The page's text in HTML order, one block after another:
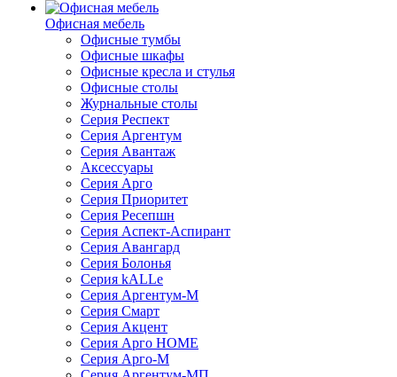
Офисная мебель
Офисные тумбы
Офисные шкафы
Офисные кресла и стулья
Офисные столы
Журнальные столы
Серия Респект
Серия Аргентум
Серия Авантаж
Аксессуары
Серия Арго
Серия Приоритет
Серия Ресепшн
Серия Аспект-Аспирант
Серия Авангард
Серия Болонья
Серия kALLe
Серия Аргентум-М
Серия Смарт
Серия Акцент
Серия Арго HOME
Серия Арго-М